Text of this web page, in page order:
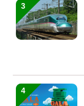
3
4